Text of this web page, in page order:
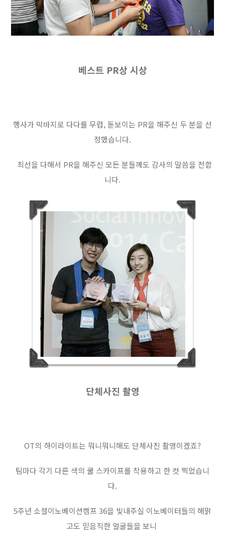
베스트 PR상 시상
행사가 막바지로 다다를 무렵, 돋보이는 PR을 해주신 두 분을 선
정했습니다.
최선을 다해서 PR을 해주신 모든 분들께도 감사의 말씀을 전합
니다.
단체사진 촬영
OT의 하이라이트는 뭐니뭐니해도 단체사진 촬영이겠죠?
팀마다 각기 다른 색의 쿨 스카이프를 착용하고 한 컷 찍었습니
다.
5주년 소셜이노베이션캠프 36을 빛내주실 이노베이터들의 해맑
고도 믿음직한 얼굴들을 보니